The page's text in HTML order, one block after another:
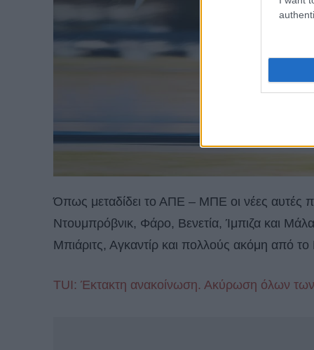
Όπως μεταδίδει το ΑΠΕ – ΜΠΕ οι νέες αυτές
Ντουμπρόβνικ, Φάρο, Βενετία, Ίμπιζα και
Μπιάριτς, Αγκαντίρ και πολλούς ακόμη από
TUI: Έκτακτη ανακοίνωση. Ακύρωση όλων των